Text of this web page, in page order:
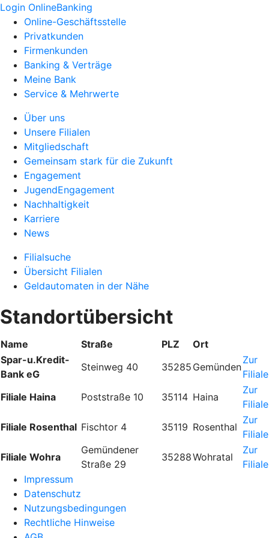
Login OnlineBanking
Online-Geschäftsstelle
Privatkunden
Firmenkunden
Banking & Verträge
Meine Bank
Service & Mehrwerte
Über uns
Unsere Filialen
Mitgliedschaft
Gemeinsam stark für die Zukunft
Engagement
JugendEngagement
Nachhaltigkeit
Karriere
News
Filialsuche
Übersicht Filialen
Geldautomaten in der Nähe
Standortübersicht
Name Straße PLZ
Ort
Spar-u.Kredit-
Bank eG
Steinweg 40 35285 Gemünden
Zur
Filiale
Filiale Haina
Poststraße 10 35114 Haina
Zur
Filiale
Filiale Rosenthal Fischtor 4 35119 Rosenthal
Zur
Filiale
Filiale Wohra
Gemündener
Straße 29
35288Wohratal
Zur
Filiale
Impressum
Datenschutz
Nutzungsbedingungen
Rechtliche Hinweise